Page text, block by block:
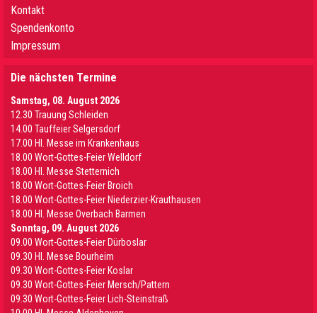
Kontakt
Spendenkonto
Impressum
Die nächsten Termine
Samstag, 08. August 2026
12.30 Trauung Schleiden
14.00 Tauffeier Selgersdorf
17.00 Hl. Messe im Krankenhaus
18.00 Wort-Gottes-Feier Welldorf
18.00 Hl. Messe Stetternich
18.00 Wort-Gottes-Feier Broich
18.00 Wort-Gottes-Feier Niederzier-Krauthausen
18.00 Hl. Messe Overbach Barmen
Sonntag, 09. August 2026
09.00 Wort-Gottes-Feier Dürboslar
09.30 HI. Messe Bourheim
09.30 Wort-Gottes-Feier Koslar
09.30 Wort-Gottes-Feier Mersch/Pattern
09.30 Wort-Gottes-Feier Lich-Steinstraß